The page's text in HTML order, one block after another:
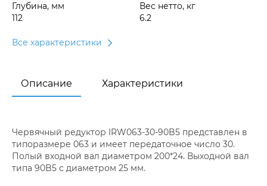
Глубина, мм
112
Вес нетто, кг
6.2
Все характеристики
Описание Характеристики
Червячный редуктор IRW063-30-90B5 представлен в
типоразмере 063 и имеет передаточное число 30.
Полый входной вал диаметром 200*24. Выходной вал
типа 90B5 с диаметром 25 мм.